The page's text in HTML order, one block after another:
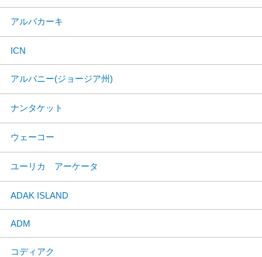
アルバカーキ
ICN
アルバニー(ジョージア州)
ナンタケット
ウェーコー
ユーリカ アーケータ
ADAK ISLAND
ADM
コディアク